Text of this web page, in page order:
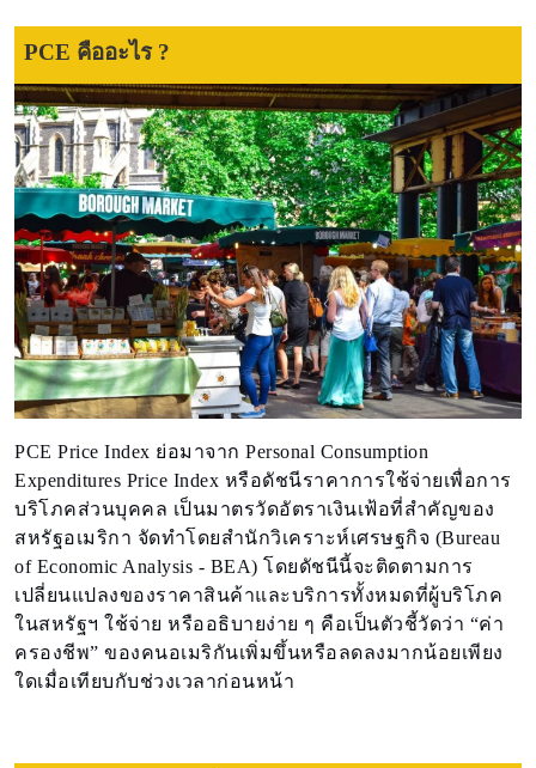
PCE คืออะไร ?
PCE Price Index ย่อมาจาก Personal Consumption
Expenditures Price Index หรือดัชนีราคาการใช้จ่ายเพื่อการ
บริโภคส่วนบุคคล เป็นมาตรวัดอัตราเงินเฟ้อที่สำคัญของ
สหรัฐอเมริกา จัดทำโดยสำนักวิเคราะห์เศรษฐกิจ (Bureau
of Economic Analysis - BEA) โดยดัชนีนี้จะติดตามการ
เปลี่ยนแปลงของราคาสินค้าและบริการทั้งหมดที่ผู้บริโภค
ในสหรัฐฯ ใช้จ่าย หรืออธิบายง่าย ๆ คือเป็นตัวชี้วัดว่า “ค่า
ครองชีพ” ของคนอเมริกันเพิ่มขึ้นหรือลดลงมากน้อยเพียง
ใดเมื่อเทียบกับช่วงเวลาก่อนหน้า